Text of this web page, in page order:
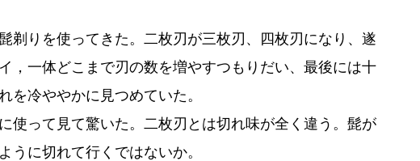
剃りを使ってきた。二枚刃が三枚刃、四枚刃になり、遂
，一体どこまで刃の数を増やすつもりだい、最後には十
を冷ややかに見つめていた。
使って見て驚いた。二枚刃とは切れ味が全く違う。髭が
うに切れて行くではないか。